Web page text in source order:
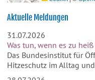
Aktuelle Meldungen
31.07.2026
Was tun, wenn es zu
Das Bundesinstitut für
Hitzeschutz im Alltag